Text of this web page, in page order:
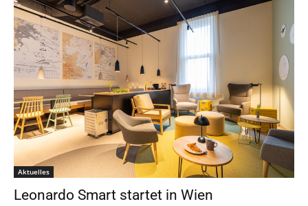
Aktuelles
Leonardo Smart startet in Wien